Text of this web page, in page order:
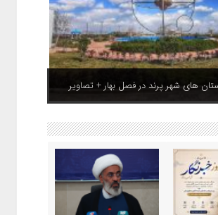
های شهر پرند در فصل بهار + تصاویر